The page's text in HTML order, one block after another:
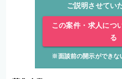
ご説明させてい
この案件・求人につ
る
※面談前の開示ができな